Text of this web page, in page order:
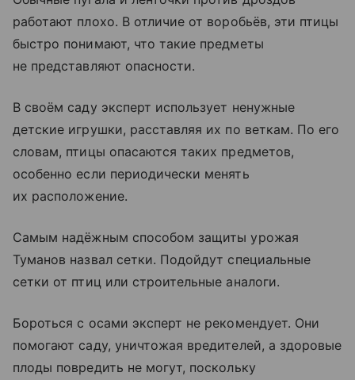
работают плохо. В отличие от воробьёв, эти птицы
быстро понимают, что такие предметы
не представляют опасности.
В своём саду эксперт использует ненужные
детские игрушки, расставляя их по веткам. По его
словам, птицы опасаются таких предметов,
особенно если периодически менять
их расположение.
Самым надёжным способом защиты урожая
Туманов назвал сетки. Подойдут специальные
сетки от птиц или строительные аналоги.
Бороться с осами эксперт не рекомендует. Они
помогают саду, уничтожая вредителей, а здоровые
плоды повредить не могут, поскольку